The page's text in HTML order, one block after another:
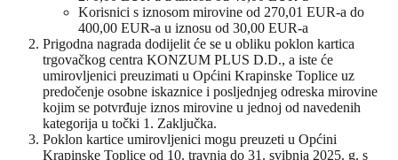
Korisnici s iznosom mirovine od 270,01 EUR-a do
400,00 EUR-a u iznosu od 30,00 EUR-a
Prigodna nagrada dodijelit će se u obliku poklon kartica
trgovačkog centra KONZUM PLUS D.D., a iste će
umirovljenici preuzimati u Općini Krapinske Toplice uz
predočenje osobne iskaznice i posljednjeg odreska mirovine
kojim se potvrđuje iznos mirovine u jednoj od navedenih
kategorija u točki 1. Zaključka.
Poklon kartice umirovljenici mogu preuzeti u Općini
Krapinske Toplice od 10. travnja do 31. svibnja 2025. g. s